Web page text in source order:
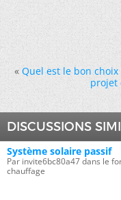
« Quel est le bon choix
projet
DISCUSSIONS
Système solaire passif
Par invite6bc80a47 dans le
chauffage